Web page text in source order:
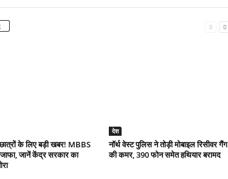
के लिए बड़ी खबर! MBBS
जानें केंद्र सरकार का
देश
नॉर्थ वेस्ट पुलिस ने तोड़ी मोबाइल रिसीवर गैंग
की कमर, 390 फोन समेत हथियार बरामद